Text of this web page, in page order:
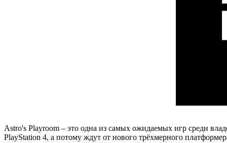
Astro's Playroom – это одна из самых ожидаемых игр среди
PlayStation 4, а потому ждут от нового трёхмерного